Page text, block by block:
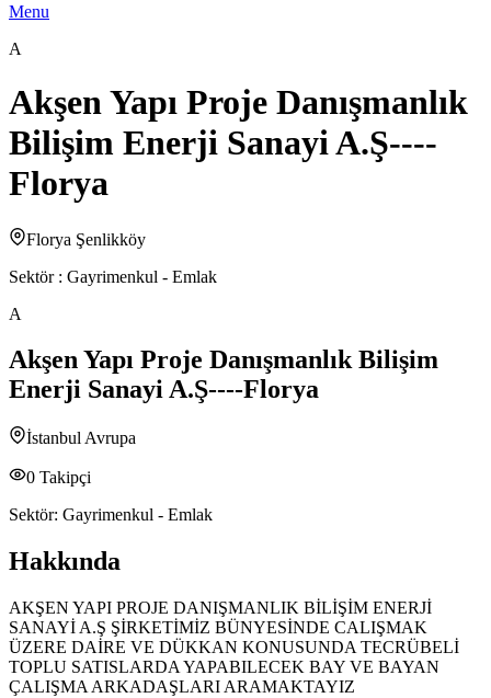
Menu
A
Akşen Yapı Proje Danışmanlık
Bilişim Enerji Sanayi A.Ş----
Florya
Florya Şenlikköy
Sektör : Gayrimenkul - Emlak
A
Akşen Yapı Proje Danışmanlık Bilişim
Enerji Sanayi A.Ş----Florya
İstanbul Avrupa
0 Takipçi
Sektör: Gayrimenkul - Emlak
Hakkında
AKŞEN YAPI PROJE DANIŞMANLIK BİLİŞİM ENERJİ
SANAYİ A.Ş ŞİRKETİMİZ BÜNYESİNDE CALIŞMAK
ÜZERE DAİRE VE DÜKKAN KONUSUNDA TECRÜBELİ
TOPLU SATISLARDA YAPABILECEK BAY VE BAYAN
ÇALIŞMA ARKADAŞLARI ARAMAKTAYIZ